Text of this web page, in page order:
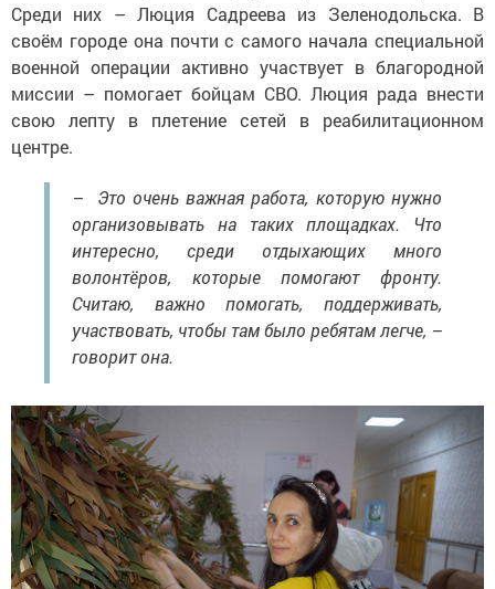
Среди них – Люция Садреева из Зеленодольска. В
своём городе она почти с самого начала специальной
военной операции активно участвует в благородной
миссии – помогает бойцам СВО. Люция рада внести
свою лепту в плетение сетей в реабилитационном
центре.
– Это очень важная работа, которую нужно
организовывать на таких площадках. Что
интересно, среди отдыхающих много
волонтёров, которые помогают фронту.
Считаю, важно помогать, поддерживать,
участвовать, чтобы там было ребятам легче, –
говорит она.